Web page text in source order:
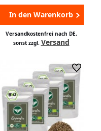
In den Warenkorb
Versandkostenfrei nach DE,
sonst zzgl. Versand